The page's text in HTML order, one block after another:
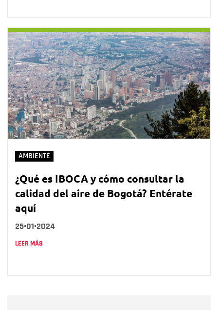
AMBIENTE
¿Qué es IBOCA y cómo consultar la
calidad del aire de Bogotá? Entérate
aquí
25•01•2024
LEER MÁS